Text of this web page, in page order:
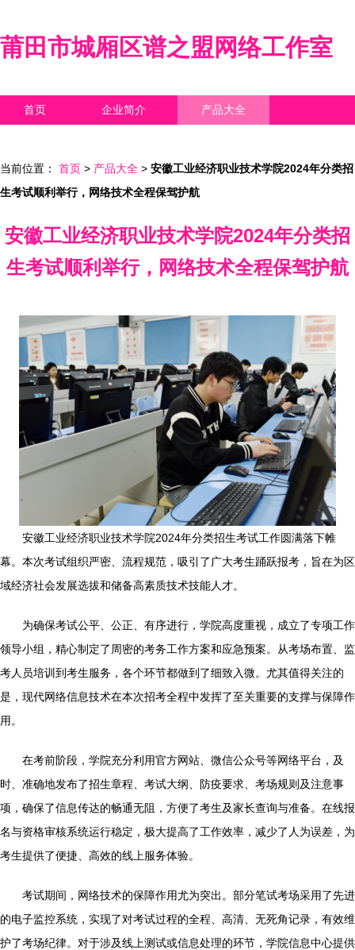
莆田市城厢区谱之盟网络工作室
首页 企业简介 产品大全
当前位置： 首页 > 产品大全 > 安徽工业经济职业技术学院2024年分类招
生考试顺利举行，网络技术全程保驾护航
安徽工业经济职业技术学院2024年分类招
生考试顺利举行，网络技术全程保驾护航
安徽工业经济职业技术学院2024年分类招生考试工作圆满落下帷
幕。本次考试组织严密、流程规范，吸引了广大考生踊跃报考，旨在为区
域经济社会发展选拔和储备高素质技术技能人才。
为确保考试公平、公正、有序进行，学院高度重视，成立了专项工作
领导小组，精心制定了周密的考务工作方案和应急预案。从考场布置、监
考人员培训到考生服务，各个环节都做到了细致入微。尤其值得关注的
是，现代网络信息技术在本次招考全程中发挥了至关重要的支撑与保障作
用。
在考前阶段，学院充分利用官方网站、微信公众号等网络平台，及
时、准确地发布了招生章程、考试大纲、防疫要求、考场规则及注意事
项，确保了信息传达的畅通无阻，方便了考生及家长查询与准备。在线报
名与资格审核系统运行稳定，极大提高了工作效率，减少了人为误差，为
考生提供了便捷、高效的线上服务体验。
考试期间，网络技术的保障作用尤为突出。部分笔试考场采用了先进
的电子监控系统，实现了对考试过程的全程、高清、无死角记录，有效维
护了考场纪律。对于涉及线上测试或信息处理的环节，学院信息中心提供